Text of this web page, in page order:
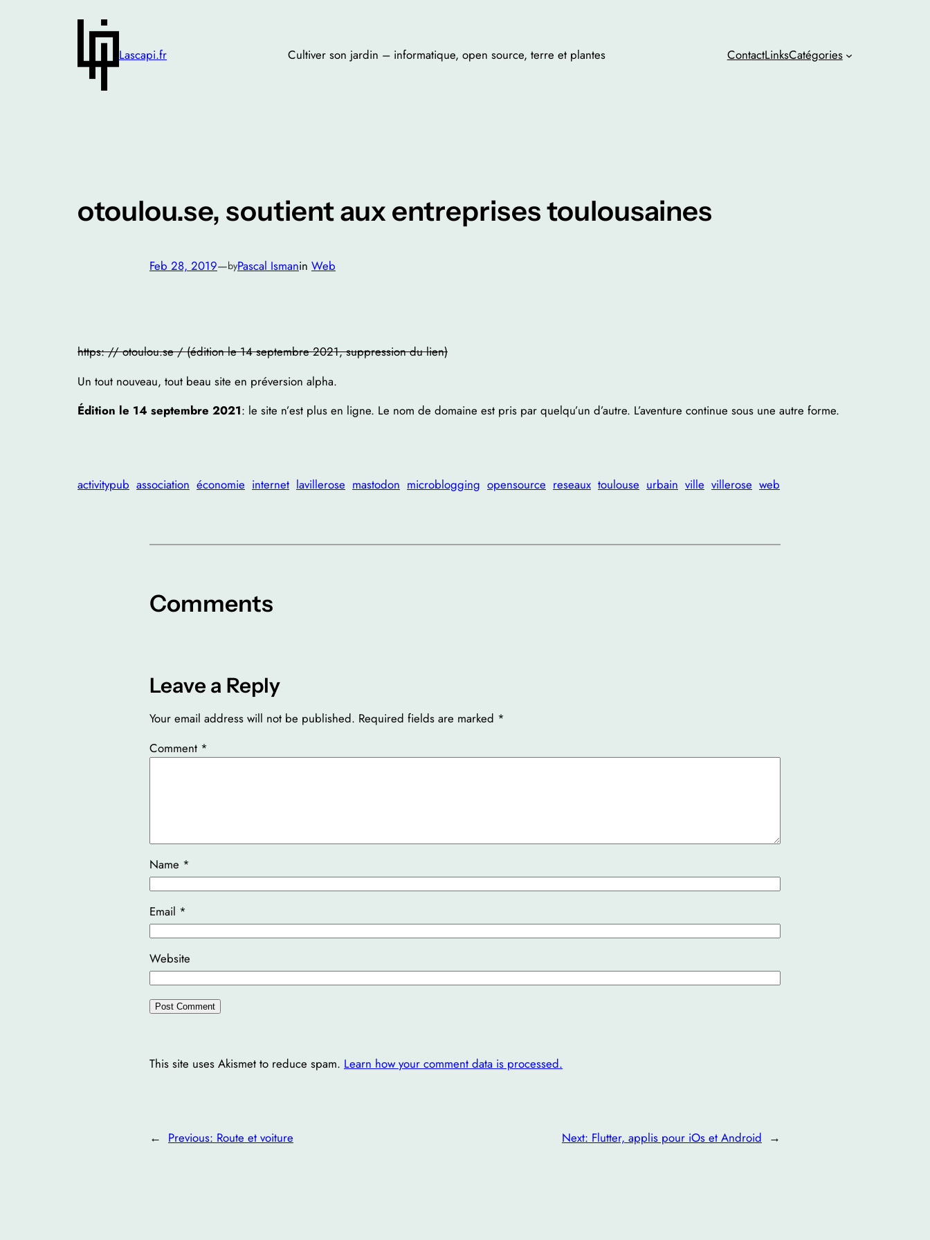
Lascapi.fr Cultiver son jardin – informatique, open source, terre et plantes ContactLinksCatégories
otoulou.se, soutient aux entreprises toulousaines
Feb 28, 2019—byPascal Ismanin Web
https: // otoulou.se / (édition le 14 septembre 2021, suppression du lien)
Un tout nouveau, tout beau site en préversion alpha.
Édition le 14 septembre 2021: le site n’est plus en ligne. Le nom de domaine est pris par quelqu’un d’autre. L’aventure continue sous une autre forme.
activitypub association économie internet lavillerose mastodon microblogging opensource reseaux toulouse urbain ville villerose web
Comments
Leave a Reply
Your email address will not be published. Required fields are marked *
Comment *
Name *
Email *
Website
This site uses Akismet to reduce spam. Learn how your comment data is processed.
← Previous: Route et voiture Next: Flutter, applis pour iOs et Android →